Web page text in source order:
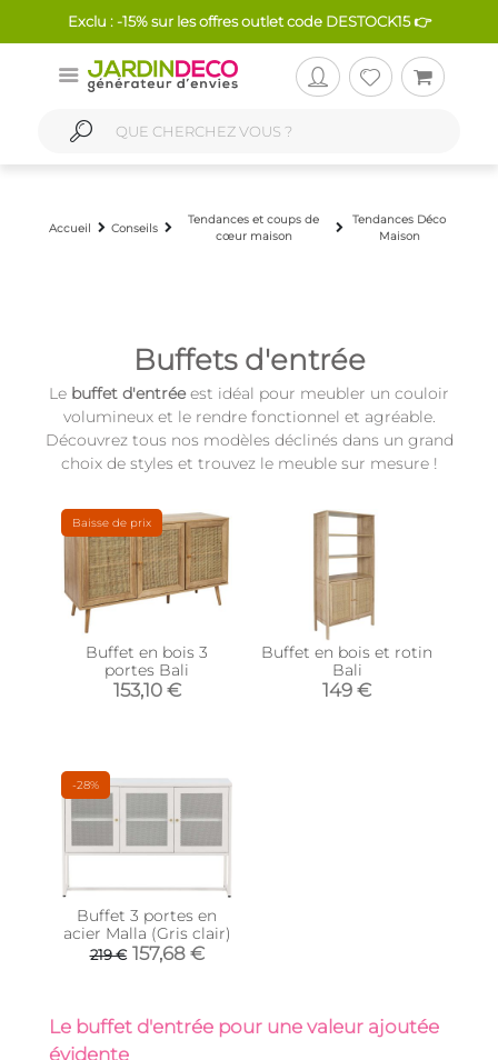
Exclu : -15% sur les offres outlet code DESTOCK15 👉
Accueil Conseils
Tendances et coups de
cœur maison
Tendances Déco
Maison
Buffets d'entrée
Le buffet d'entréeest idéal pour meubler un couloir
volumineux et le rendre fonctionnel et agréable.
Découvrez tous nos modèles déclinés dans un grand
choix de styles et trouvez le meuble sur mesure !
Baisse de prix
Buffet en bois 3
portes Bali
153,10 €
Buffet en bois et rotin
Bali
149 €
-28%
Buffet 3 portes en
acier Malla (Gris clair)
219 € 157,68 €
Le buffet d'entrée pour une valeur ajoutée
évidente